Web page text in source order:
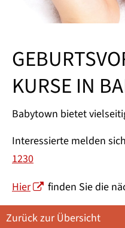
KURSE IN
Babytown bietet
Interessierte melden
1230
Hier
finden Sie die
Zurück zur Übersicht